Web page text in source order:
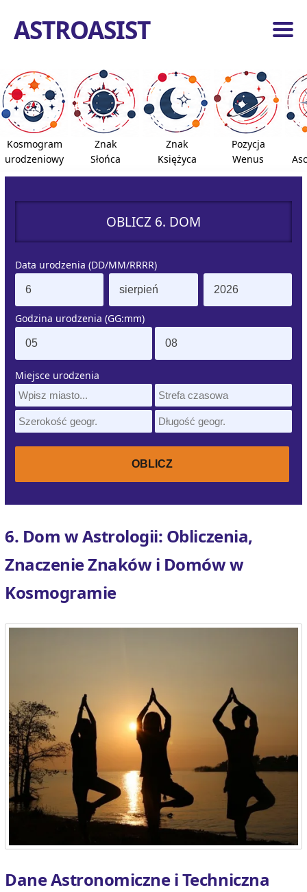
ASTROASIST
Kosmogram
urodzeniowy
Znak
Słońca
Znak
Księżyca
Pozycja
Wenus
OBLICZ 6. DOM
Data urodzenia (DD/MM/RRRR)
Godzina urodzenia (GG:mm)
Miejsce urodzenia
6. Dom w Astrologii: Obliczenia,
Znaczenie Znaków i Domów w
Kosmogramie
Dane Astronomiczne i Techniczna